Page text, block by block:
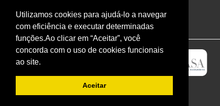
Utilizamos cookies para ajudá-lo a navegar
com eficiência e executar determinadas
funções.Ao clicar em “Aceitar”, você
concorda com o uso de cookies funcionais
ao site.
Aceitar